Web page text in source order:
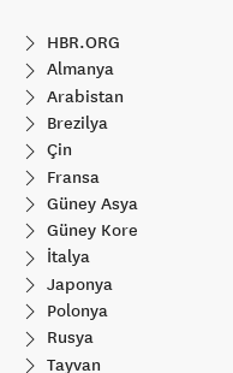
HBR.ORG
Almanya
Arabistan
Brezilya
Çin
Fransa
Güney Asya
Güney Kore
İtalya
Japonya
Polonya
Rusya
Tayvan